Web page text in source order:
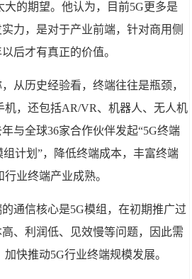
大的期望。他认为，目前5G更多是
力，是对于产业前端，针对商用侧
后才有真正的价值。
从历史经验看，终端往往是瓶颈，
机，还包括AR/VR、机器人、无人机
与全球36家合作伙伴发起“5G终端
组计划”，降低终端成本，丰富终端
业终端产业成熟。
通信核心是5G模组，在初期推广过
、利润低、见效慢等问题，因此需
快推动5G行业终端规模发展。